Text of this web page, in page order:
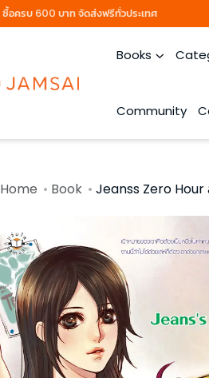
ซื้อครบ 600 บาท จัดส่งฟรีทั่วประเทศ
Books
Community
Home Book Jeanss Zero Hour